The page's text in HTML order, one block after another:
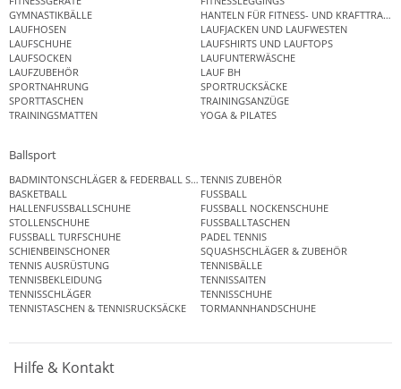
GYMNASTIKBÄLLE
HANTELN FÜR FITNESS- UND
LAUFHOSEN
LAUFJACKEN UND LAUFWESTEN
LAUFSCHUHE
LAUFSHIRTS UND LAUFTOPS
LAUFSOCKEN
LAUFUNTERWÄSCHE
LAUFZUBEHÖR
LAUF BH
SPORTNAHRUNG
SPORTRUCKSÄCKE
SPORTTASCHEN
TRAININGSANZÜGE
TRAININGSMATTEN
YOGA & PILATES
Ballsport
BADMINTONSCHLÄGER & FEDERBALL SETSTENNIS ZUBEHÖR
BASKETBALL
FUSSBALL
HALLENFUSSBALLSCHUHE
FUSSBALL NOCKENSCHUHE
STOLLENSCHUHE
FUSSBALLTASCHEN
FUSSBALL TURFSCHUHE
PADEL TENNIS
SCHIENBEINSCHONER
SQUASHSCHLÄGER & ZUBEHÖR
TENNIS AUSRÜSTUNG
TENNISBÄLLE
TENNISBEKLEIDUNG
TENNISSAITEN
TENNISSCHLÄGER
TENNISSCHUHE
TENNISTASCHEN & TENNISRUCKSÄCKE
TORMANNHANDSCHUHE
Hilfe & Kontakt